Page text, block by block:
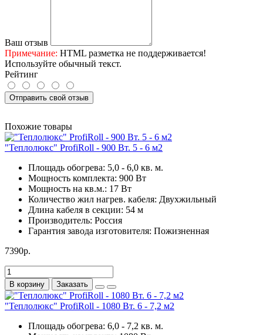
Ваш отзыв
Примечание: HTML разметка не поддерживается!
Используйте обычный текст.
Рейтинг
Отправить свой отзыв
Похожие товары
"Теплолюкс" ProfiRoll - 900 Вт. 5 - 6 м2
Площадь обогрева: 5,0 - 6,0 кв. м.
Мощность комплекта: 900 Вт
Мощность на кв.м.: 17 Вт
Количество жил нагрев. кабеля: Двухжильный
Длина кабеля в секции: 54 м
Производитель: Россия
Гарантия завода изготовителя: Пожизненная
7390р.
В корзину Заказать
"Теплолюкс" ProfiRoll - 1080 Вт. 6 - 7,2 м2
Площадь обогрева: 6,0 - 7,2 кв. м.